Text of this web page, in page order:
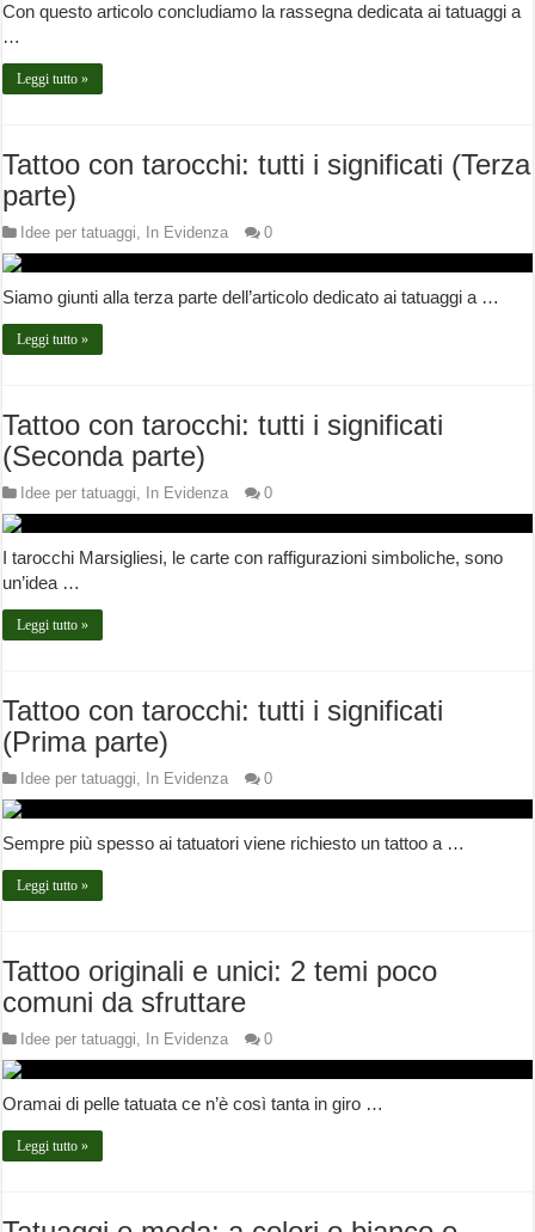
Con questo articolo concludiamo la rassegna dedicata ai tatuaggi a
…
Leggi tutto »
Tattoo con tarocchi: tutti i significati (Terza
parte)
Idee per tatuaggi, In Evidenza 0
Siamo giunti alla terza parte dell’articolo dedicato ai tatuaggi a …
Leggi tutto »
Tattoo con tarocchi: tutti i significati
(Seconda parte)
Idee per tatuaggi, In Evidenza 0
I tarocchi Marsigliesi, le carte con raffigurazioni simboliche, sono
un’idea …
Leggi tutto »
Tattoo con tarocchi: tutti i significati
(Prima parte)
Idee per tatuaggi, In Evidenza 0
Sempre più spesso ai tatuatori viene richiesto un tattoo a …
Leggi tutto »
Tattoo originali e unici: 2 temi poco
comuni da sfruttare
Idee per tatuaggi, In Evidenza 0
Oramai di pelle tatuata ce n’è così tanta in giro …
Leggi tutto »